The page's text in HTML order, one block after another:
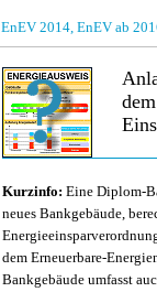
EnEV 2014, EnEV ab
Kurzinfo: Eine Diplom-
neues Bankgebäude,
dem Erneuerbare-
Bankgebäude umfasst